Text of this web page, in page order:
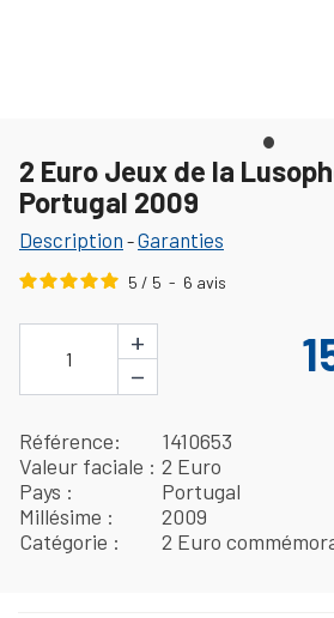
2 Euro Jeux de la
Portugal 2009
Description -Garanties
5 / 5 - 6 avis
1
+
−
Référence
1410653
Valeur faciale
2 Euro
Pays
Portugal
Millésime
2009
Catégorie
2 Euro